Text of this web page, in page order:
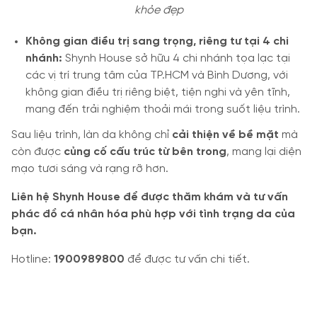
khỏe đẹp
Không gian điều trị sang trọng, riêng tư tại 4 chi
nhánh: Shynh House sở hữu 4 chi nhánh tọa lạc tại
các vị trí trung tâm của TP.HCM và Bình Dương, với
không gian điều trị riêng biệt, tiện nghi và yên tĩnh,
mang đến trải nghiệm thoải mái trong suốt liệu trình.
Sau liệu trình, làn da không chỉ cải thiện về bề mặt mà
còn được củng cố cấu trúc từ bên trong, mang lại diện
mạo tươi sáng và rạng rỡ hơn.
Liên hệ Shynh House để được thăm khám và tư vấn
phác đồ cá nhân hóa phù hợp với tình trạng da của
bạn.
Hotline: 1900989800 để được tư vấn chi tiết.